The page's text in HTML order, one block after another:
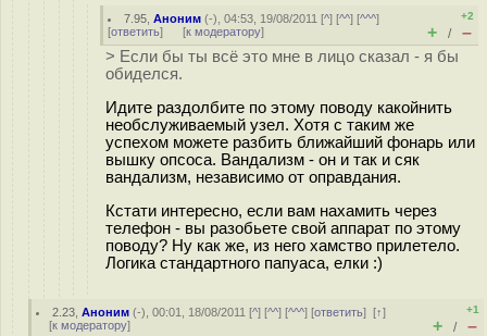
7.95 ,Аноним (-), 04:53, 19/08/2011 [^] [^^] [^^^]
[ответить] [к модератору]
+2
+ / –
> Если бы ты всё это мне в лицо сказал - я бы
обиделся.
Идите раздолбите по этому поводу какойнить
необслуживаемый узел. Хотя с таким же
успехом можете разбить ближайший фонарь или
вышку опсоса. Вандализм - он и так и сяк
вандализм, независимо от оправдания.
Кстати интересно, если вам нахамить через
телефон - вы разобьете свой аппарат по этому
поводу? Ну как же, из него хамство прилетело.
Логика стандартного папуаса, елки :)
2.23 ,Аноним (-), 00:01, 18/08/2011 [^] [^^] [^^^] [ответить][↑]
[к модератору]
+1
+ / –